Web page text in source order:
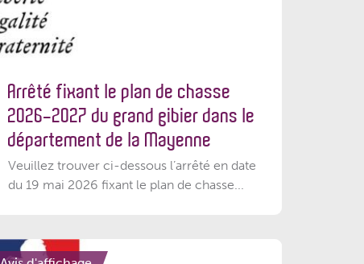
Arrêté fixant le plan de chasse
2026-2027 du grand gibier dans le
département de la Mayenne
Veuillez trouver ci-dessous l’arrêté en date
du 19 mai 2026 fixant le plan de chasse...